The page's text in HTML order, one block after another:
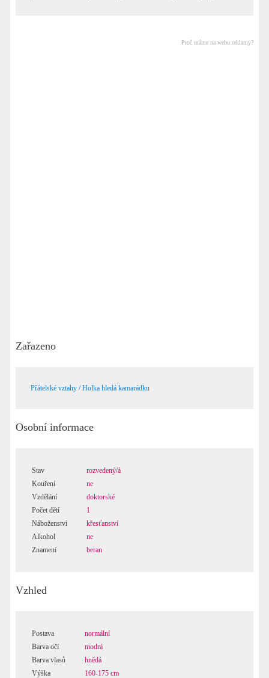
Proč máme na webu reklamy?
Zařazeno
Přátelské vztahy / Holka hledá kamarádku
Osobní informace
Stav
rozvedený/á
Kouření
ne
Vzdělání
doktorské
Počet dětí
1
Náboženství
křesťanství
Alkohol
ne
Znamení
beran
Vzhled
Postava
normální
Barva očí
modrá
Barva vlasů
hnědá
Výška
160-175 cm